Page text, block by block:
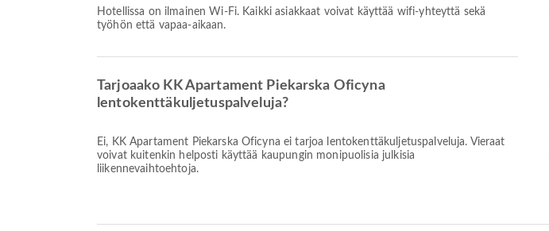
Hotellissa on ilmainen Wi-Fi. Kaikki asiakkaat voivat käyttää wifi-yhteyttä sekä
työhön että vapaa-aikaan.
Tarjoaako KK Apartament Piekarska Oficyna
lentokenttäkuljetuspalveluja?
Ei, KK Apartament Piekarska Oficyna ei tarjoa lentokenttäkuljetuspalveluja. Vieraat
voivat kuitenkin helposti käyttää kaupungin monipuolisia julkisia
liikennevaihtoehtoja.